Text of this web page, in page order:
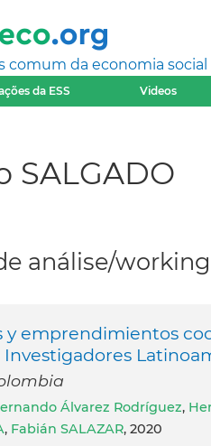
comum da economia social
da ESS Videos
SALGADO
análise/
y emprendimientos
Álvarez Rodríguez,
, Fabián SALAZAR, 2020